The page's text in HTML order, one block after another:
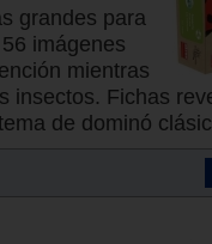
grandes para
imágenes
mientras
insectos. Fichas
de dominó